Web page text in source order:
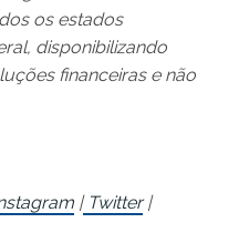
os estados
disponibilizando
financeiras e não
|Twitter|